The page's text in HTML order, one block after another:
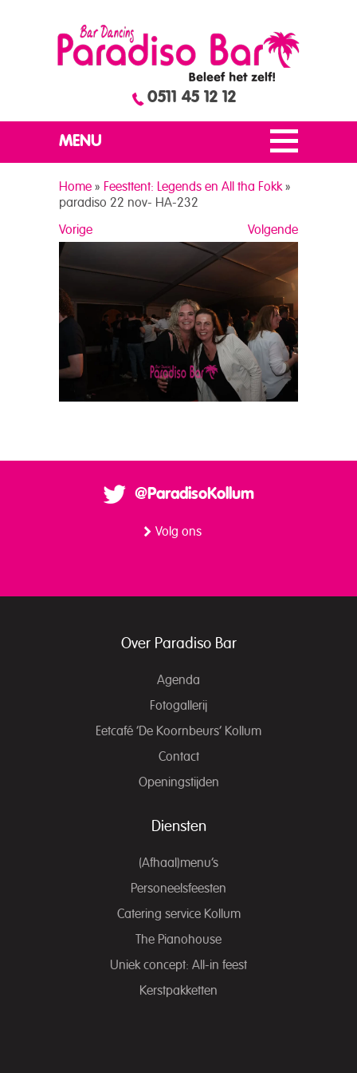
0511 45 12 12
MENU
Home » Feesttent: Legends en All tha Fokk »
paradiso 22 nov- HA-232
Volgende
Vorige
@ParadisoKollum
Volg ons
Over Paradiso Bar
Agenda
Fotogallerij
Eetcafé ‘De Koornbeurs’ Kollum
Contact
Openingstijden
Diensten
(Afhaal)menu’s
Personeelsfeesten
Catering service Kollum
The Pianohouse
Uniek concept: All-in feest
Kerstpakketten